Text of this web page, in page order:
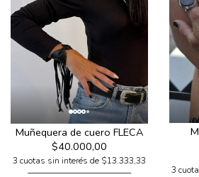
Muñequera de cuero FLECA
$40.000,00
3 cuotas sin interés de $13.333,33
3